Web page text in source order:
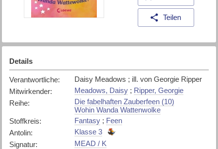
Teilen
Details
Verantwortliche:
Daisy Meadows ; ill. von Georgie Ripper
Mitwirkender: Meadows, Daisy; Ripper, Georgie
Reihe:
Die fabelhaften Zauberfeen (10)
Wohin Wanda Wattenwolke
Stoffkreis: Fantasy; Feen
Antolin:
Klasse 3
Signatur: MEAD / K